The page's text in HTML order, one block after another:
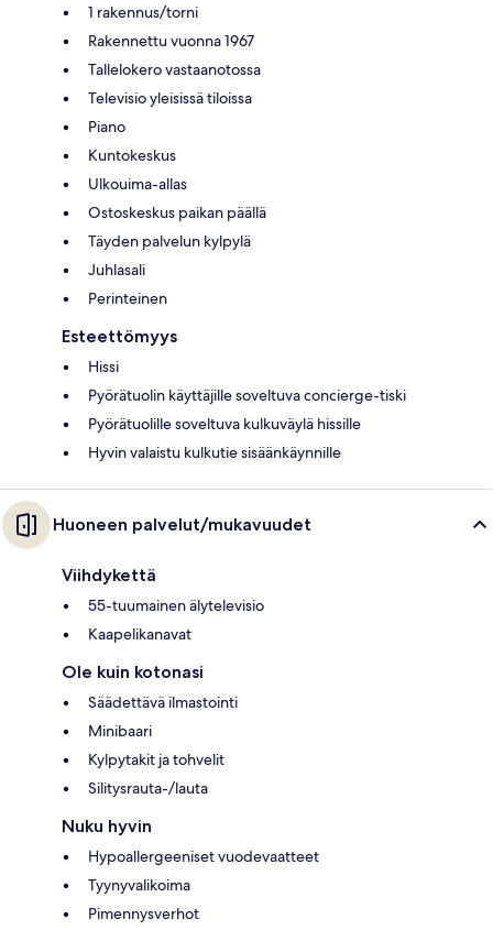
1 rakennus/torni
Rakennettu vuonna 1967
Tallelokero vastaanotossa
Televisio yleisissä tiloissa
Piano
Kuntokeskus
Ulkouima-allas
Ostoskeskus paikan päällä
Täyden palvelun kylpylä
Juhlasali
Perinteinen
Esteettömyys
Hissi
Pyörätuolin käyttäjille soveltuva concierge-tiski
Pyörätuolille soveltuva kulkuväylä hissille
Hyvin valaistu kulkutie sisäänkäynnille
Huoneen palvelut/mukavuudet
Viihdykettä
55-tuumainen älytelevisio
Kaapelikanavat
Ole kuin kotonasi
Säädettävä ilmastointi
Minibaari
Kylpytakit ja tohvelit
Silitysrauta-/lauta
Nuku hyvin
Hypoallergeeniset vuodevaatteet
Tyynyvalikoima
Pimennysverhot